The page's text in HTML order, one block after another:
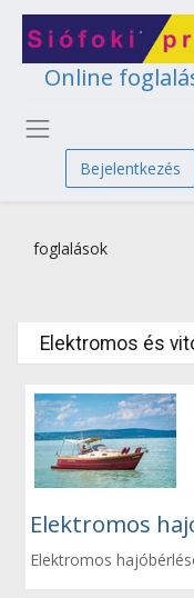
Online
Bejelentkezés
foglalások
Elektromos és
Elektromos
Elektromos